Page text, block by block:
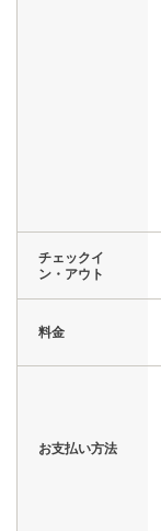
チェックイ
ン・アウト
料金
お支払い方法